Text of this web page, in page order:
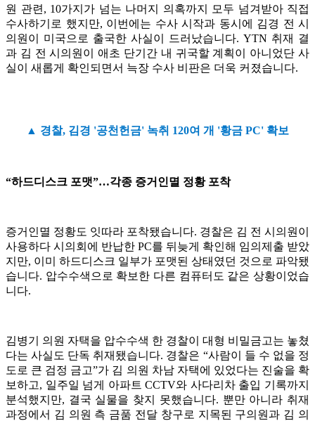
원 관련, 10가지가 넘는 나머지 의혹까지 모두 넘겨받아 직접
수사하기로 했지만, 이번에는 수사 시작과 동시에 김경 전 시
의원이 미국으로 출국한 사실이 드러났습니다. YTN 취재 결
과 김 전 시의원이 애초 단기간 내 귀국할 계획이 아니었단 사
실이 새롭게 확인되면서 늑장 수사 비판은 더욱 커졌습니다.
▲ 경찰, 김경 '공천헌금' 녹취 120여 개 '황금 PC' 확보
“하드디스크 포맷”…각종 증거인멸 정황 포착
증거인멸 정황도 잇따라 포착됐습니다. 경찰은 김 전 시의원이
사용하다 시의회에 반납한 PC를 뒤늦게 확인해 임의제출 받았
지만, 이미 하드디스크 일부가 포맷된 상태였던 것으로 파악됐
습니다. 압수수색으로 확보한 다른 컴퓨터도 같은 상황이었습
니다.
김병기 의원 자택을 압수수색 한 경찰이 대형 비밀금고는 놓쳤
다는 사실도 단독 취재됐습니다. 경찰은 “사람이 들 수 없을 정
도로 큰 검정 금고”가 김 의원 차남 자택에 있었다는 진술을 확
보하고, 일주일 넘게 아파트 CCTV와 사다리차 출입 기록까지
분석했지만, 결국 실물을 찾지 못했습니다. 뿐만 아니라 취재
과정에서 김 의원 측 금품 전달 창구로 지목된 구의원과 김 의